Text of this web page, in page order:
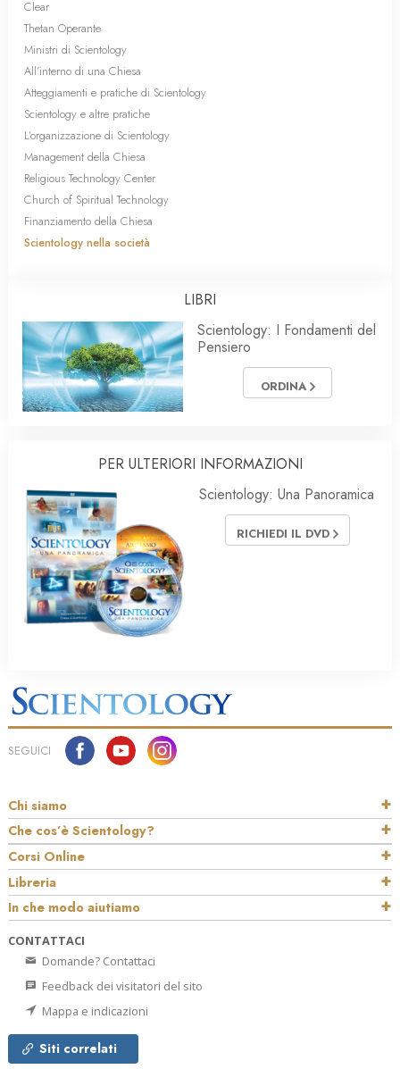
Clear
Thetan Operante
Ministri di Scientology
All’interno di una Chiesa
Atteggiamenti e pratiche di Scientology
Scientology e altre pratiche
L’organizzazione di Scientology
Management della Chiesa
Religious Technology Center
Church of Spiritual Technology
Finanziamento della Chiesa
Scientology nella società
LIBRI
Scientology: I Fondamenti del
Pensiero
ORDINA
PER ULTERIORI INFORMAZIONI
Scientology: Una Panoramica
RICHIEDI IL DVD
SEGUICI
Chi siamo
Che cos’è Scientology?
Corsi Online
Libreria
In che modo aiutiamo
CONTATTACI
Domande? Contattaci
Feedback dei visitatori del sito
Mappa e indicazioni
Siti correlati